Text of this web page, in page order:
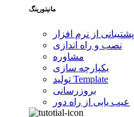
مانیتورینگ
پشتیبانی از نرم افزار
نصب و راه اندازی
مشاوره
یکپارچه سازی
تولید Template
بروزرسانی
عیب یابی از راه دور